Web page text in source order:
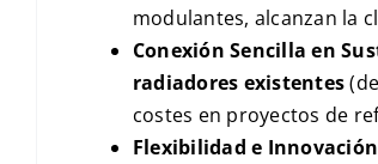
modulantes, alcanzan la
Conexión Sencilla en
radiadores existentes
costes en proyectos de
Flexibilidad e